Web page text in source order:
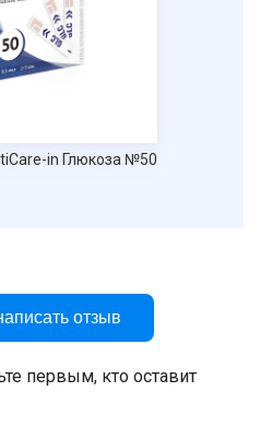
in Глюкоза №50
отзыв
первым, кто оставит